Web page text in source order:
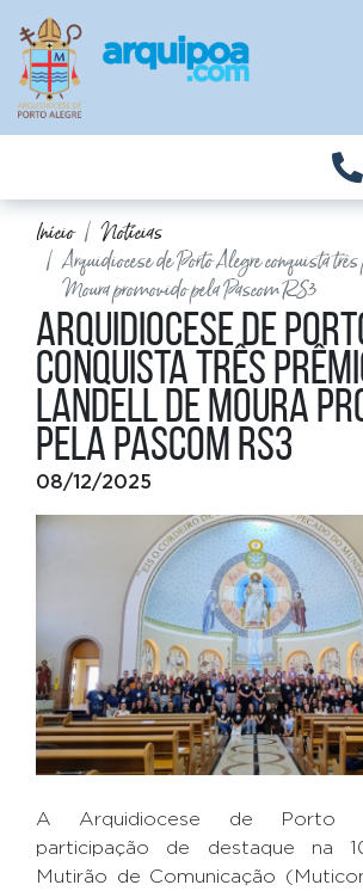
Início
Notícias
Arquidiocese de Porto Alegre conquista
Moura promovido pela Pascom RS3
Arquidiocese de
conquista três
Landell de Moura
pela Pascom RS3
08/12/2025
A Arquidiocese de Porto
participação de destaque na
Mutirão de Comunicação